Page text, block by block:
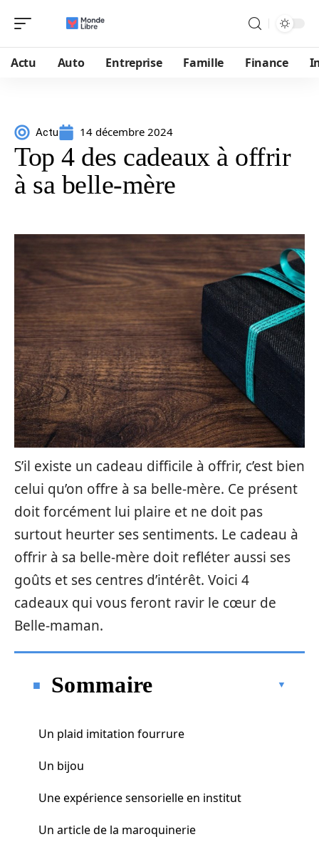
Actu Auto Entreprise Famille Finance
Actu 14 décembre 2024
Top 4 des cadeaux à offrir
à sa belle-mère
S’il existe un cadeau difficile à offrir, c’est bien
celui qu’on offre à sa belle-mère. Ce présent
doit forcément lui plaire et ne doit pas
surtout heurter ses sentiments. Le cadeau à
offrir à sa belle-mère doit refléter aussi ses
goûts et ses centres d’intérêt. Voici 4
cadeaux qui vous feront ravir le cœur de
Belle-maman.
Sommaire
Un plaid imitation fourrure
Un bijou
Une expérience sensorielle en institut
Un article de la maroquinerie